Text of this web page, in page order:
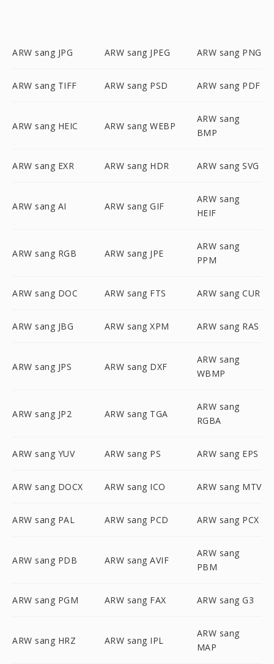
ARW sang JPG ARW sang JPEG ARW sang PNG
ARW sang TIFF ARW sang PSD ARW sang PDF
ARW sang HEIC ARW sang WEBP
ARW sang
BMP
ARW sang EXR ARW sang HDR ARW sang SVG
ARW sang AI ARW sang GIF
ARW sang
HEIF
ARW sang RGB ARW sang JPE
ARW sang
PPM
ARW sang DOC ARW sang FTS ARW sang CUR
ARW sang JBG ARW sang XPM ARW sang RAS
ARW sang JPS ARW sang DXF
ARW sang
WBMP
ARW sang JP2 ARW sang TGA
ARW sang
RGBA
ARW sang YUV ARW sang PS ARW sang EPS
ARW sang DOCX ARW sang ICO ARW sang MTV
ARW sang PAL ARW sang PCD ARW sang PCX
ARW sang PDB ARW sang AVIF
ARW sang
PBM
ARW sang PGM ARW sang FAX ARW sang G3
ARW sang HRZ ARW sang IPL
ARW sang
MAP